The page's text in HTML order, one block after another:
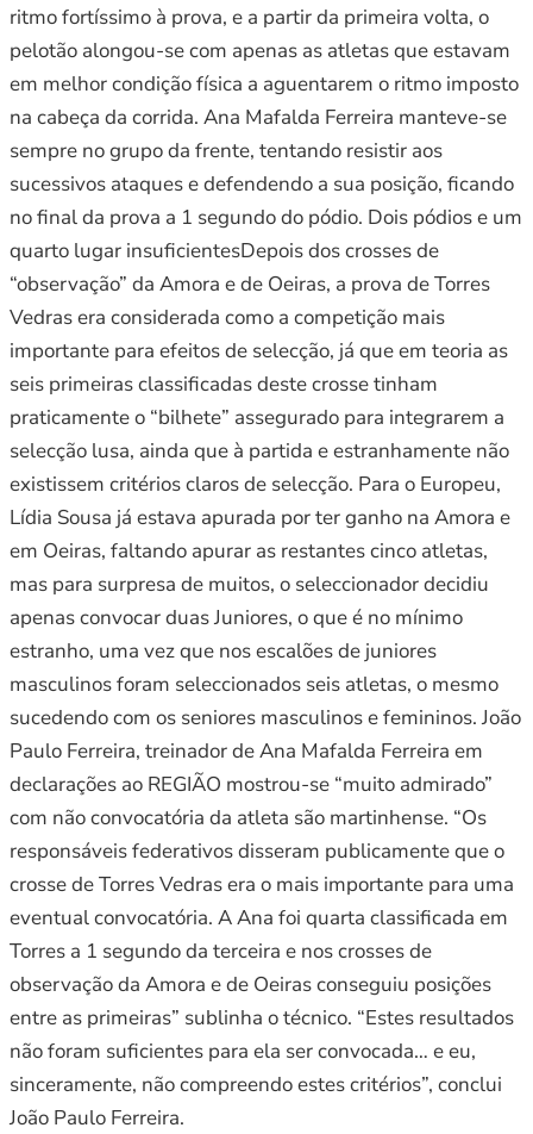
ritmo fortíssimo à prova, e a partir da primeira volta, o
pelotão alongou-se com apenas as atletas que estavam
em melhor condição física a aguentarem o ritmo imposto
na cabeça da corrida. Ana Mafalda Ferreira manteve-se
sempre no grupo da frente, tentando resistir aos
sucessivos ataques e defendendo a sua posição, ficando
no final da prova a 1 segundo do pódio. Dois pódios e um
quarto lugar insuficientesDepois dos crosses de
“observação” da Amora e de Oeiras, a prova de Torres
Vedras era considerada como a competição mais
importante para efeitos de selecção, já que em teoria as
seis primeiras classificadas deste crosse tinham
praticamente o “bilhete” assegurado para integrarem a
selecção lusa, ainda que à partida e estranhamente não
existissem critérios claros de selecção. Para o Europeu,
Lídia Sousa já estava apurada por ter ganho na Amora e
em Oeiras, faltando apurar as restantes cinco atletas,
mas para surpresa de muitos, o seleccionador decidiu
apenas convocar duas Juniores, o que é no mínimo
estranho, uma vez que nos escalões de juniores
masculinos foram seleccionados seis atletas, o mesmo
sucedendo com os seniores masculinos e femininos. João
Paulo Ferreira, treinador de Ana Mafalda Ferreira em
declarações ao REGIÃO mostrou-se “muito admirado”
com não convocatória da atleta são martinhense. “Os
responsáveis federativos disseram publicamente que o
crosse de Torres Vedras era o mais importante para uma
eventual convocatória. A Ana foi quarta classificada em
Torres a 1 segundo da terceira e nos crosses de
observação da Amora e de Oeiras conseguiu posições
entre as primeiras” sublinha o técnico. “Estes resultados
não foram suficientes para ela ser convocada… e eu,
sinceramente, não compreendo estes critérios”, conclui
João Paulo Ferreira.